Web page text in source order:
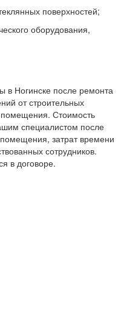
поверхностей;
оборудования,
в Ногинске после ремонта
от строительных
Стоимость
специалистом после
затрат времени
сотрудников.
в договоре.